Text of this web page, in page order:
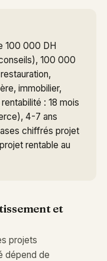
100 000 DH
100 000
immobilier,
: 18 mois
4-7 ans
chiffrés projet
projet rentable au
et
projets
dépend de